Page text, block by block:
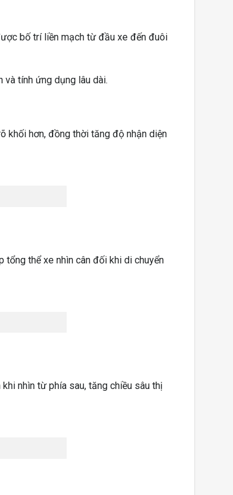
bố trí liền mạch từ đầu xe đến đuôi
và tính ứng dụng lâu dài.
khối hơn, đồng thời tăng độ nhận diện
tổng thể xe nhìn cân đối khi di chuyển
nhìn từ phía sau, tăng chiều sâu thị